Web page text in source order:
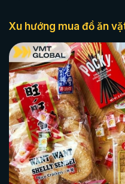
Xu hướng mua đồ ăn